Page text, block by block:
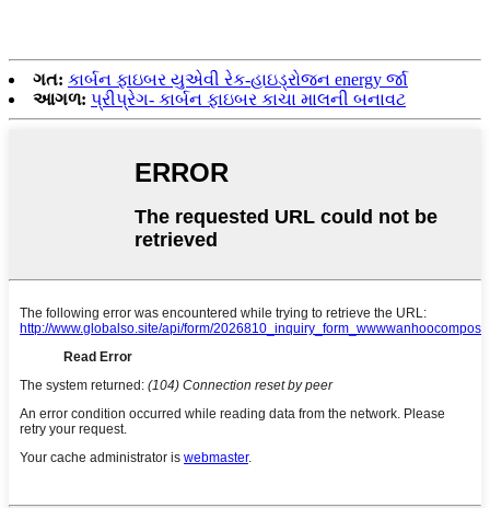
ગત: કાર્બન ફાઇબર યુએવી રેક-હાઇડ્રોજન energy ર્જા
આગળ: પ્રીપ્રેગ- કાર્બન ફાઇબર કાચા માલની બનાવટ